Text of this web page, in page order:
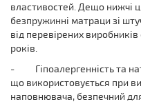
властивостей. Дещо нижчі
безпружинні матраци зі
від перевірених
років.
-
Гіпоалергенність та
що використовується при
наповнювача, безпечний